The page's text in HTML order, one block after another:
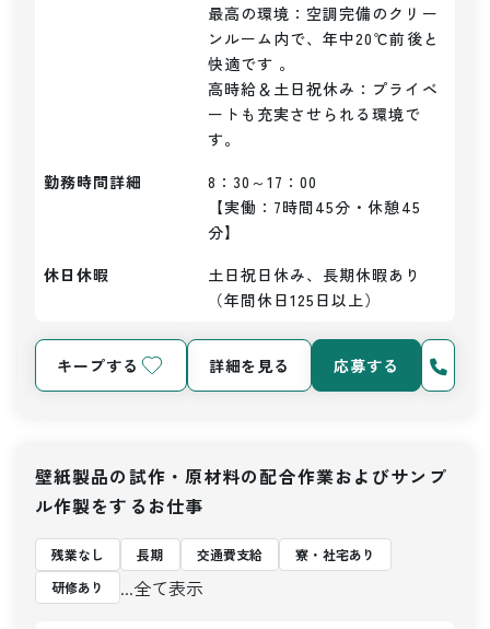
最高の環境：空調完備のクリー
ンルーム内で、年中20℃前後と
快適です 。
高時給＆土日祝休み：プライベ
ートも充実させられる環境で
す。
勤務時間詳細
8：30～17：00
【実働：7時間45分・休憩45
分】
休日休暇
土日祝日休み、長期休暇あり
（年間休日125日以上）
キープする 詳細を見る 応募する
壁紙製品の試作・原材料の配合作業およびサンプ
ル作製をするお仕事
残業なし 長期 交通費支給
寮・社宅あり
研修あり
...全て表示